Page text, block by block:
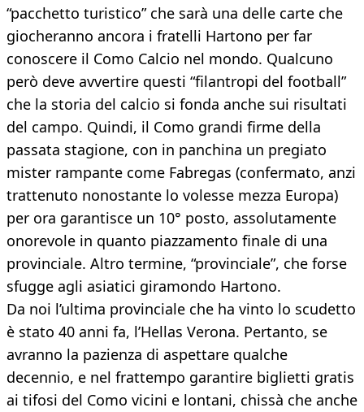
“pacchetto turistico” che sarà una delle carte che
giocheranno ancora i fratelli Hartono per far
conoscere il Como Calcio nel mondo. Qualcuno
però deve avvertire questi “filantropi del football”
che la storia del calcio si fonda anche sui risultati
del campo. Quindi, il Como grandi firme della
passata stagione, con in panchina un pregiato
mister rampante come Fabregas (confermato, anzi
trattenuto nonostante lo volesse mezza Europa)
per ora garantisce un 10° posto, assolutamente
onorevole in quanto piazzamento finale di una
provinciale. Altro termine, “provinciale”, che forse
sfugge agli asiatici giramondo Hartono.
Da noi l’ultima provinciale che ha vinto lo scudetto
è stato 40 anni fa, l’Hellas Verona. Pertanto, se
avranno la pazienza di aspettare qualche
decennio, e nel frattempo garantire biglietti gratis
ai tifosi del Como vicini e lontani, chissà che anche